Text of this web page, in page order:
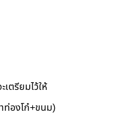
ตรียมไว้ให้
ท่องโก๋+ขนม)